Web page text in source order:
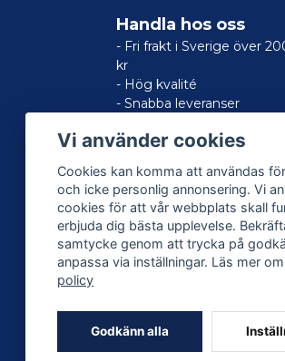
Handla hos oss
- Fri frakt i Sverige över
kr
- Hög kvalité
- Snabba leveranser
Vi använder cookies
Cookies kan komma att användas
och icke personlig annonsering. Vi
cookies för att vår webbplats skall
erbjuda dig bästa upplevelse.
samtycke genom att trycka på
anpassa via inställningar. Läs mer
policy
Godkänn alla